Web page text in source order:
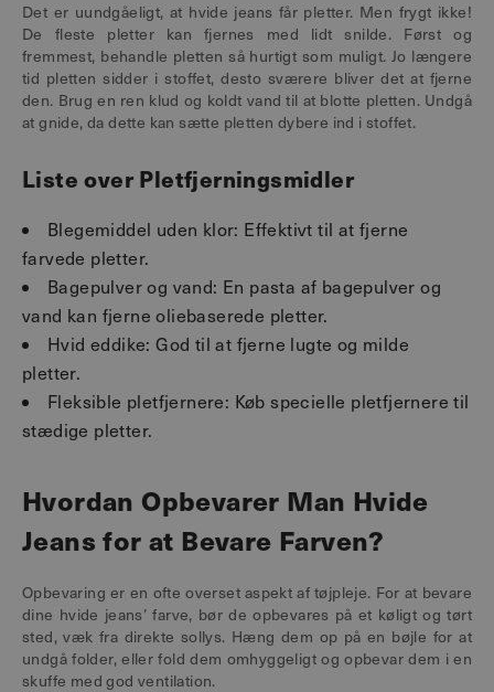
Det er uundgåeligt, at hvide jeans får pletter. Men frygt ikke!
De fleste pletter kan fjernes med lidt snilde. Først og
fremmest, behandle pletten så hurtigt som muligt. Jo længere
tid pletten sidder i stoffet, desto sværere bliver det at fjerne
den. Brug en ren klud og koldt vand til at blotte pletten. Undgå
at gnide, da dette kan sætte pletten dybere ind i stoffet.
Liste over Pletfjerningsmidler
Blegemiddel uden klor: Effektivt til at fjerne
farvede pletter.
Bagepulver og vand: En pasta af bagepulver og
vand kan fjerne oliebaserede pletter.
Hvid eddike: God til at fjerne lugte og milde
pletter.
Fleksible pletfjernere: Køb specielle pletfjernere til
stædige pletter.
Hvordan Opbevarer Man Hvide
Jeans for at Bevare Farven?
Opbevaring er en ofte overset aspekt af tøjpleje. For at bevare
dine hvide jeans’ farve, bør de opbevares på et køligt og tørt
sted, væk fra direkte sollys. Hæng dem op på en bøjle for at
undgå folder, eller fold dem omhyggeligt og opbevar dem i en
skuffe med god ventilation.